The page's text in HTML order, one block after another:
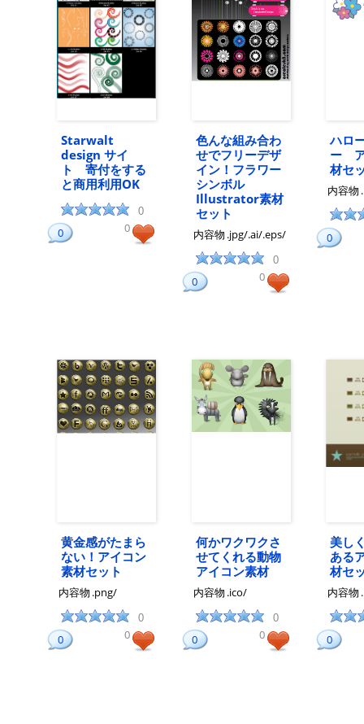
Starwalt
design サイ
ト 寄付をする
と商用利用OK
0
0 0
色んな組み合わ
せでフリーデザ
イン！フラワー
シンボル
Illustrator素材
セット
内容物 .jpg/.ai/.eps/
0
0 0
ハロ
ー
材セ
内容物
0
黄金感がたまら
ない！アイコン
素材セット
内容物 .png/
0
0 0
何かワクワクさ
せてくれる動物
アイコン素材
内容物 .ico/
0
0 0
美し
ある
材セ
内容物
0